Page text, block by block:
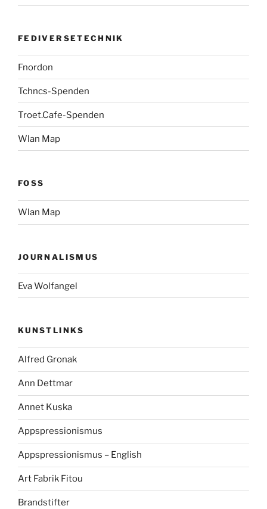
FEDIVERSETECHNIK
Fnordon
Tchncs-Spenden
Troet.Cafe-Spenden
Wlan Map
FOSS
Wlan Map
JOURNALISMUS
Eva Wolfangel
KUNSTLINKS
Alfred Gronak
Ann Dettmar
Annet Kuska
Appspressionismus
Appspressionismus – English
Art Fabrik Fitou
Brandstifter